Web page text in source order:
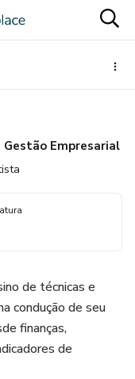
Empresarial
de técnicas e
condução de seu
finanças,
de